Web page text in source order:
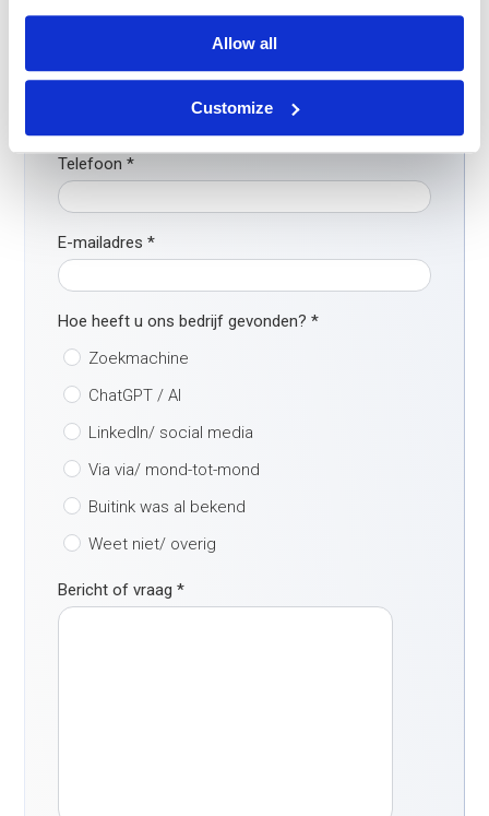
Allow all
Customize
Contactpersoon*
Telefoon*
E-mailadres*
Hoe heeft u ons bedrijf gevonden?*
Zoekmachine
ChatGPT / AI
LinkedIn/ social media
Via via/ mond-tot-mond
Buitink was al bekend
Weet niet/ overig
Bericht of vraag*